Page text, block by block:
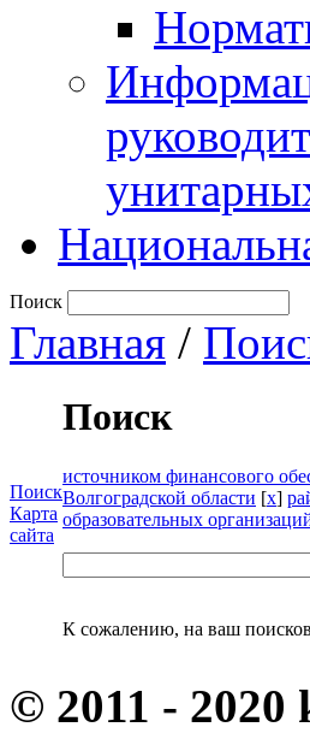
Поиск
Главная /
Поиск
Карта
сайта
Поиск
источником финансового
Волгоградской области [x]
образовательных
К сожалению, на ваш
© 2011 -